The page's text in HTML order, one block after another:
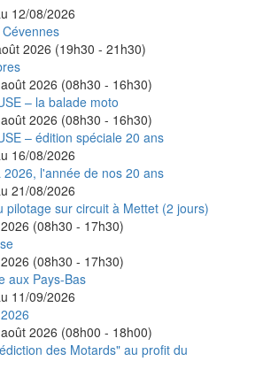
12/08/2026
2026 (19h30 - 21h30)
2026 (08h30 - 16h30)
– la balade moto
2026 (08h30 - 16h30)
– édition spéciale 20 ans
16/08/2026
2026, l'année de nos 20 ans
21/08/2026
pilotage sur circuit à Mettet (2 jours)
(08h30 - 17h30)
(08h30 - 17h30)
aux Pays-Bas
11/09/2026
2026 (08h00 - 18h00)
des Motards" au profit du